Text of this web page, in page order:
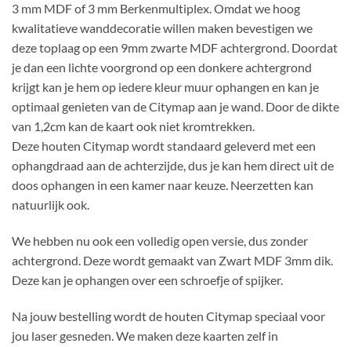
3 mm MDF of 3 mm Berkenmultiplex. Omdat we hoog
kwalitatieve wanddecoratie willen maken bevestigen we
deze toplaag op een 9mm zwarte MDF achtergrond. Doordat
je dan een lichte voorgrond op een donkere achtergrond
krijgt kan je hem op iedere kleur muur ophangen en kan je
optimaal genieten van de Citymap aan je wand. Door de dikte
van 1,2cm kan de kaart ook niet kromtrekken.
Deze houten Citymap wordt standaard geleverd met een
ophangdraad aan de achterzijde, dus je kan hem direct uit de
doos ophangen in een kamer naar keuze. Neerzetten kan
natuurlijk ook.
We hebben nu ook een volledig open versie, dus zonder
achtergrond. Deze wordt gemaakt van Zwart MDF 3mm dik.
Deze kan je ophangen over een schroefje of spijker.
Na jouw bestelling wordt de houten Citymap speciaal voor
jou laser gesneden. We maken deze kaarten zelf in